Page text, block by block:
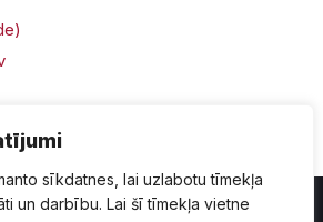
sīkdatnes, lai uzlabotu tīmekļa
un darbību. Lai šī tīmekļa vietne